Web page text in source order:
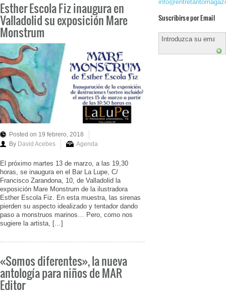
Esther Escola Fiz inaugura en
Valladolid su exposición Mare
Monstrum
Posted on 19 febrero, 2018
By David Acebes Agenda
El próximo martes 13 de marzo, a las 19,30
horas, se inaugura en el Bar La Lupe, C/
Francisco Zarandona, 10, de Valladolid la
exposición Mare Monstrum de la ilustradora
Esther Escola Fiz. En esta muestra, las sirenas
pierden su aspecto idealizado y tentador dando
paso a monstruos marinos… Pero, como nos
sugiere la artista, […]
«Somos diferentes», la nueva
antología para niños de MAR
Editor
Suscribirse por Email